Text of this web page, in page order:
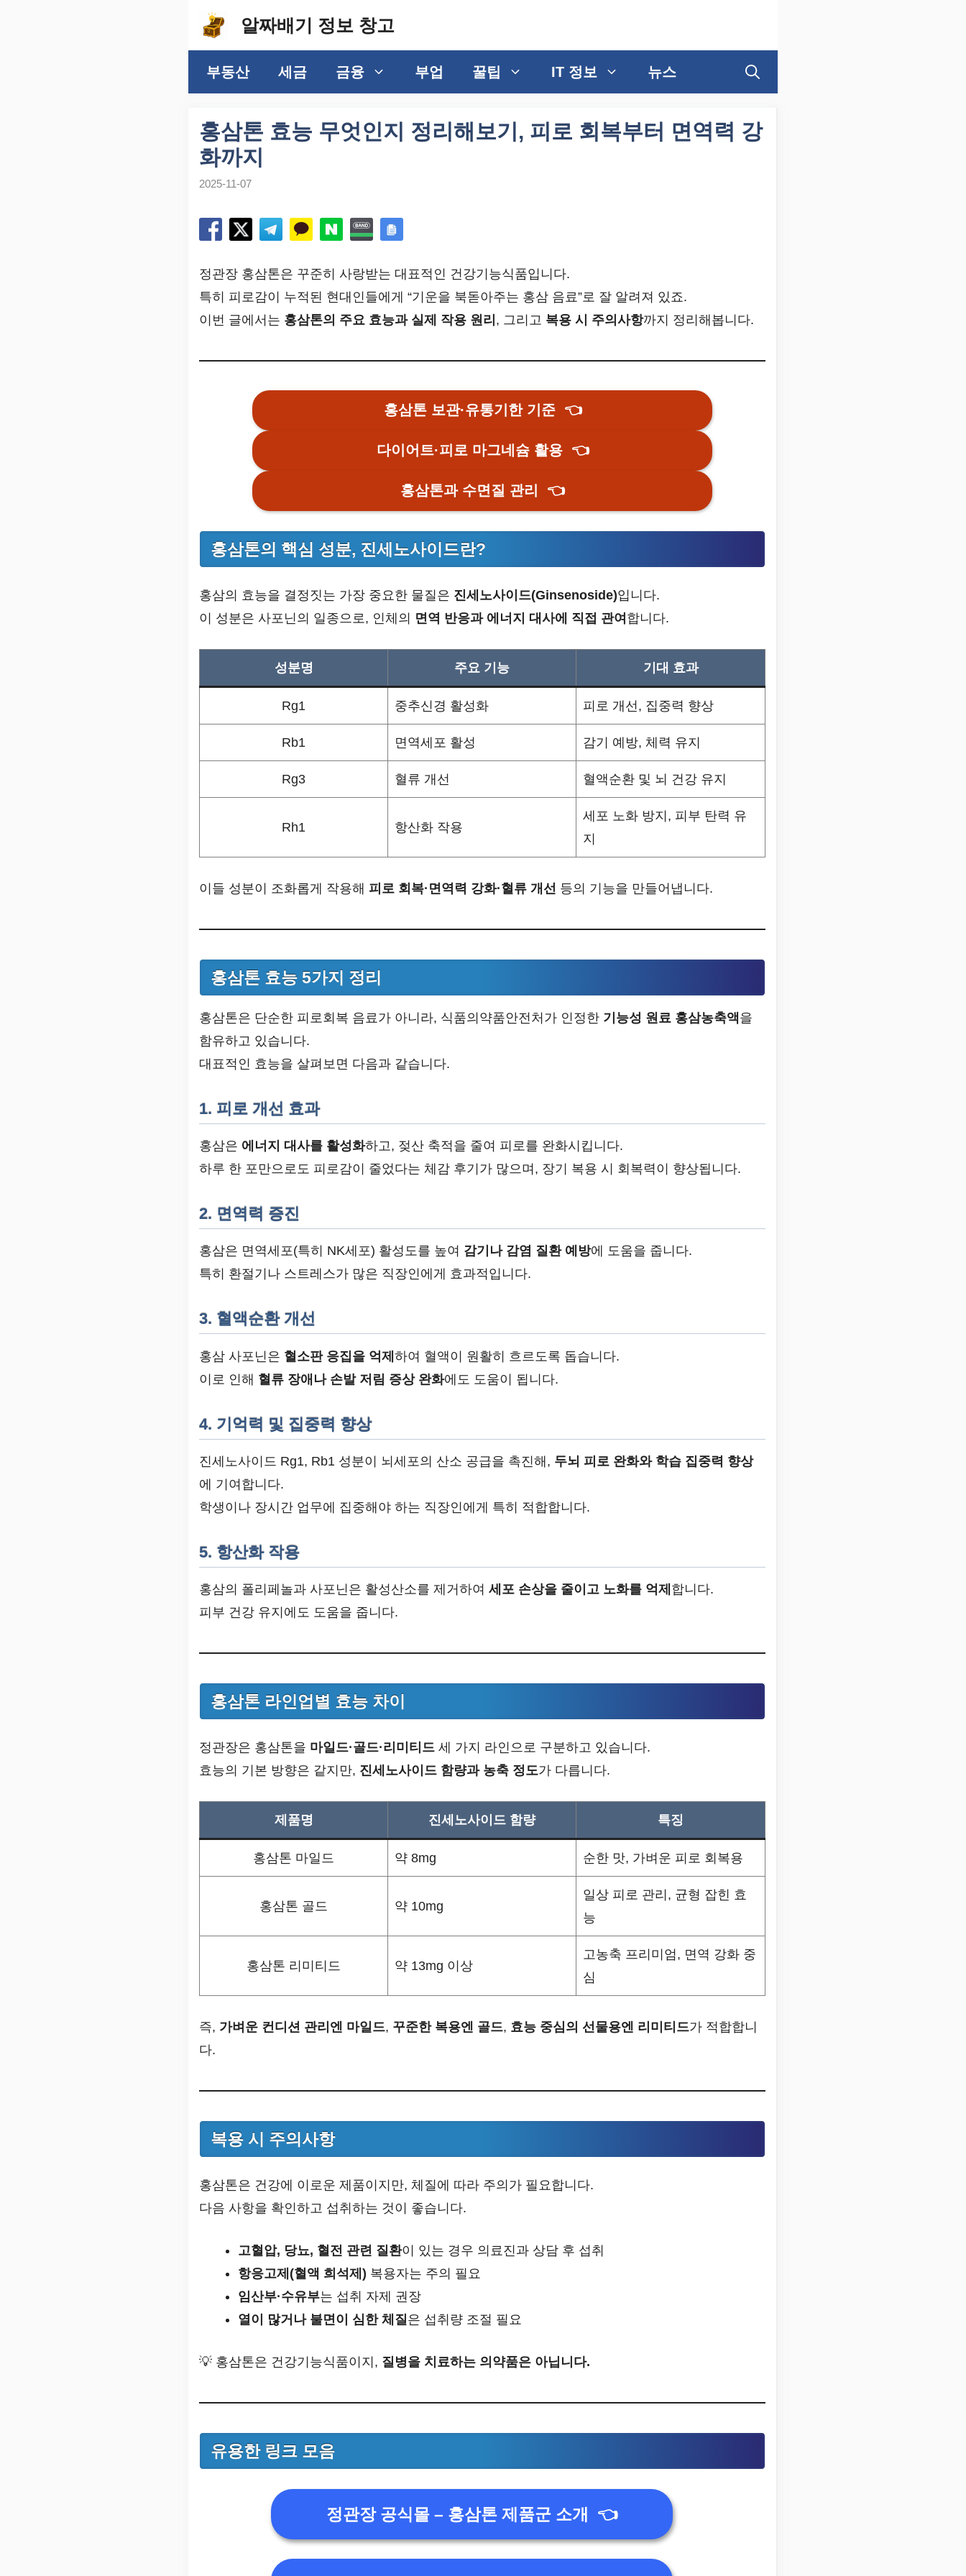
알짜배기 정보 창고
부동산 세금 금융 부업 꿀팁 IT 정보 뉴스
홍삼톤 효능 무엇인지 정리해보기, 피로 회복부터 면역력 강
화까지
2025-11-07
정관장 홍삼톤은 꾸준히 사랑받는 대표적인 건강기능식품입니다.
특히 피로감이 누적된 현대인들에게 “기운을 북돋아주는 홍삼 음료”로 잘 알려져 있죠.
이번 글에서는 홍삼톤의 주요 효능과 실제 작용 원리 , 그리고 복용 시 주의사항까지 정리해봅니다.
홍삼톤 보관·유통기한 기준 👈
다이어트·피로 마그네슘 활용 👈
홍삼톤과 수면질 관리 👈
홍삼톤의 핵심 성분, 진세노사이드란?
홍삼의 효능을 결정짓는 가장 중요한 물질은 진세노사이드(Ginsenoside)입니다.
이 성분은 사포닌의 일종으로, 인체의 면역 반응과 에너지 대사에 직접 관여 합니다.
성분명 주요 기능 기대 효과
Rg1 중추신경 활성화 피로 개선, 집중력 향상
Rb1 면역세포 활성 감기 예방, 체력 유지
Rg3 혈류 개선 혈액순환 및 뇌 건강 유지
Rh1 항산화 작용
세포 노화 방지, 피부 탄력 유
지
이들 성분이 조화롭게 작용해 피로 회복·면역력 강화·혈류 개선 등의 기능을 만들어냅니다.
홍삼톤 효능 5가지 정리
홍삼톤은 단순한 피로회복 음료가 아니라, 식품의약품안전처가 인정한 기능성 원료 홍삼농축액을
함유하고 있습니다.
대표적인 효능을 살펴보면 다음과 같습니다.
1. 피로 개선 효과
홍삼은 에너지 대사를 활성화하고, 젖산 축적을 줄여 피로를 완화시킵니다.
하루 한 포만으로도 피로감이 줄었다는 체감 후기가 많으며, 장기 복용 시 회복력이 향상됩니다.
2. 면역력 증진
홍삼은 면역세포(특히 NK세포) 활성도를 높여 감기나 감염 질환 예방에 도움을 줍니다.
특히 환절기나 스트레스가 많은 직장인에게 효과적입니다.
3. 혈액순환 개선
홍삼 사포닌은 혈소판 응집을 억제 하여 혈액이 원활히 흐르도록 돕습니다.
이로 인해 혈류 장애나 손발 저림 증상 완화에도 도움이 됩니다.
4. 기억력 및 집중력 향상
진세노사이드 Rg1, Rb1 성분이 뇌세포의 산소 공급을 촉진해, 두뇌 피로 완화와 학습 집중력 향상
에 기여합니다.
학생이나 장시간 업무에 집중해야 하는 직장인에게 특히 적합합니다.
5. 항산화 작용
홍삼의 폴리페놀과 사포닌은 활성산소를 제거하여 세포 손상을 줄이고 노화를 억제 합니다.
피부 건강 유지에도 도움을 줍니다.
홍삼톤 라인업별 효능 차이
정관장은 홍삼톤을 마일드·골드·리미티드 세 가지 라인으로 구분하고 있습니다.
효능의 기본 방향은 같지만, 진세노사이드 함량과 농축 정도가 다릅니다.
제품명 진세노사이드 함량 특징
홍삼톤 마일드 약 8mg 순한 맛, 가벼운 피로 회복용
홍삼톤 골드 약 10mg
일상 피로 관리, 균형 잡힌 효
능
홍삼톤 리미티드 약 13mg 이상
고농축 프리미엄, 면역 강화 중
심
즉, 가벼운 컨디션 관리엔 마일드, 꾸준한 복용엔 골드, 효능 중심의 선물용엔 리미티드가 적합합니
다.
복용 시 주의사항
홍삼톤은 건강에 이로운 제품이지만, 체질에 따라 주의가 필요합니다.
다음 사항을 확인하고 섭취하는 것이 좋습니다.
고혈압, 당뇨, 혈전 관련 질환이 있는 경우 의료진과 상담 후 섭취
항응고제(혈액 희석제) 복용자는 주의 필요
임산부·수유부는 섭취 자제 권장
열이 많거나 불면이 심한 체질은 섭취량 조절 필요
💡 홍삼톤은 건강기능식품이지, 질병을 치료하는 의약품은 아닙니다.
유용한 링크 모음
정관장 공식몰 – 홍삼톤 제품군 소개 👈